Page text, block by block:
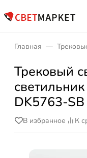
Главная
Трековый
DK5763-SB
В избранное К